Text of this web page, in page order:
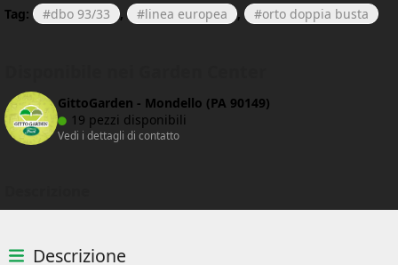
Tag:
dbo 93/33 , linea europea , orto doppia busta
GittoGarden - Mondello (PA 90149)
19 pezzi disponibili
Vedi i dettagli di contatto
Descrizione